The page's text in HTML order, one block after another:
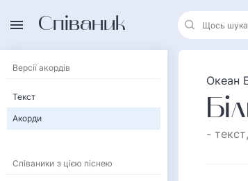
Співаник
Версії акордів
Текст
Акорди
Співаники з цією піснею
Океан
-